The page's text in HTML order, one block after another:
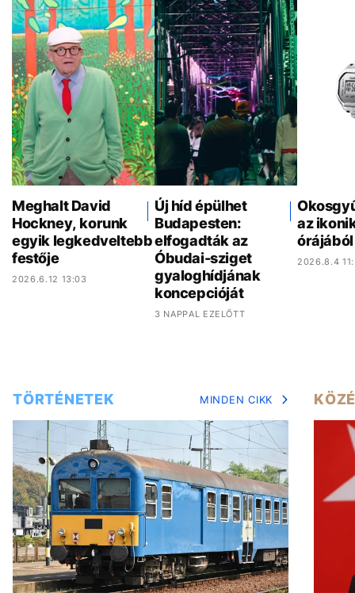
Meghalt David
Hockney, korunk
egyik legkedveltebb
festője
2026.6.12 13:03
Új híd épülhet
Budapesten:
elfogadták az
Óbudai-sziget
gyaloghídjának
koncepcióját
3 NAPPAL EZELŐTT
az
órájából
2026.8.4
TÖRTÉNETEK MINDEN CIKK